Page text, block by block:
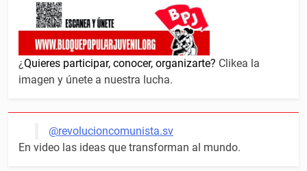
¿Quieres participar, conocer, organizarte? Clikea la
imagen y únete a nuestra lucha.
@revolucioncomunista.sv
En video las ideas que transforman al mundo.